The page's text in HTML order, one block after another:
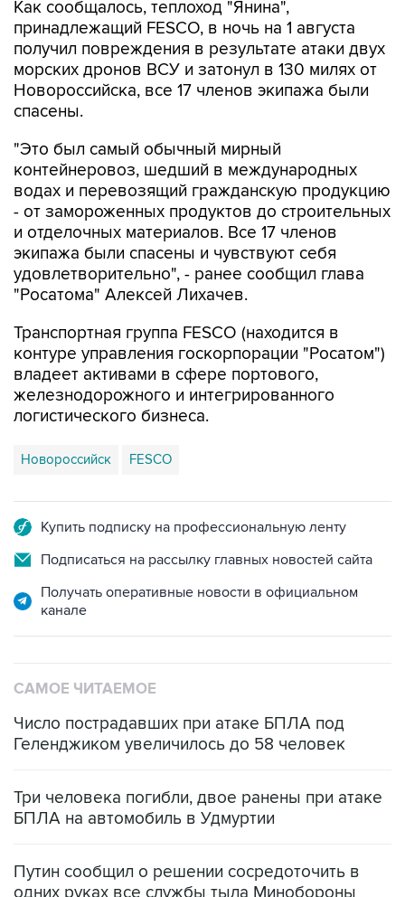
получил повреждения в результате атаки двух
морских дронов ВСУ и затонул в 130 милях от
Новороссийска, все 17 членов экипажа были
спасены.
"Это был самый обычный мирный
водах и перевозящий гражданскую продукцию
- от замороженных продуктов до строительных
и отделочных материалов. Все 17 членов
экипажа были спасены и чувствуют себя
удовлетворительно", - ранее сообщил глава
"Росатома" Алексей Лихачев.
Транспортная группа FESCO (находится в
владеет активами в сфере портового,
железнодорожного и интегрированного
логистического бизнеса.
Новороссийск FESCO
Подписаться на рассылку главных новостей сайта
Получать оперативные новости в официальном
Число пострадавших при атаке БПЛА под
Три человека погибли, двое ранены при атаке
Путин сообщил о решении сосредоточить в